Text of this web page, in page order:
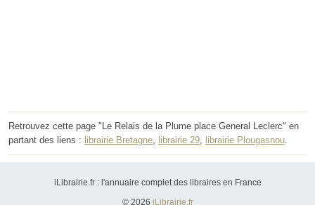
Retrouvez cette page "Le Relais de la Plume place General Leclerc" en
partant des liens : librairie Bretagne, librairie 29, librairie Plougasnou.
iLibrairie.fr : l'annuaire complet des libraires en France
© 2026 iLibrairie.fr